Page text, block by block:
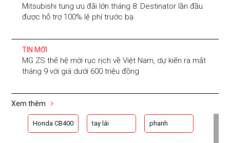
Mitsubishi tung ưu đãi lớn tháng 8: Destinator lần đầu
được hỗ trợ 100% lệ phí trước bạ
TIN MỚI
MG ZS thế hệ mới rục rịch về Việt Nam, dự kiến ra mắt
tháng 9 với giá dưới 600 triệu đồng
Xem thêm
Honda CB400 tay lái phanh